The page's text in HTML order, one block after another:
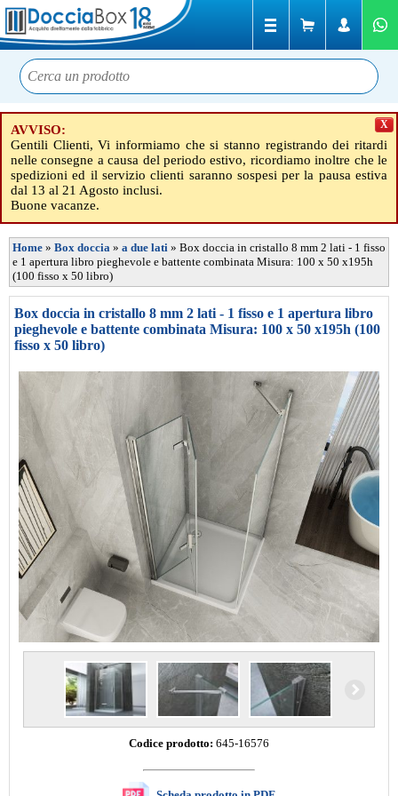
AVVISO:
Gentili Clienti, Vi informiamo che si stanno registrando dei ritardi
nelle consegne a causa del periodo estivo, ricordiamo inoltre che le
spedizioni ed il servizio clienti saranno sospesi per la pausa estiva
dal 13 al 21 Agosto inclusi.
Buone vacanze.
X
Home » Box doccia » a due lati » Box doccia in cristallo 8 mm 2 lati - 1 fisso
e 1 apertura libro pieghevole e battente combinata Misura: 100 x 50 x195h
(100 fisso x 50 libro)
Box doccia in cristallo 8 mm 2 lati - 1 fisso e 1 apertura libro
pieghevole e battente combinata Misura: 100 x 50 x195h (100
fisso x 50 libro)
Codice prodotto: 645-16576